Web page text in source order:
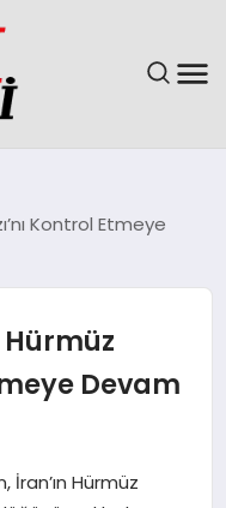
Kontrol Etmeye
Hürmüz
Devam
İran’ın Hürmüz